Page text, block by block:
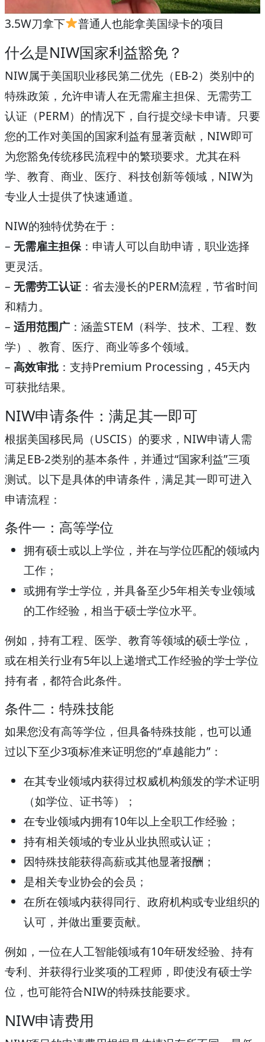
3.5W刀拿下 普通人也能拿美国绿卡的项目
什么是NIW国家利益豁免？
NIW属于美国职业移民第二优先（EB-2）类别中的
特殊政策，允许申请人在无需雇主担保、无需劳工
认证（PERM）的情况下，自行提交绿卡申请。只要
您的工作对美国的国家利益有显著贡献，NIW即可
为您豁免传统移民流程中的繁琐要求。尤其在科
学、教育、商业、医疗、科技创新等领域，NIW为
专业人士提供了快速通道。
NIW的独特优势在于：
– 无需雇主担保：申请人可以自助申请，职业选择
更灵活。
– 无需劳工认证 ：省去漫长的PERM流程，节省时间
和精力。
– 适用范围广 ：涵盖STEM（科学、技术、工程、数
学）、教育、医疗、商业等多个领域。
– 高效审批 ：支持Premium Processing，45天内
可获批结果。
NIW申请条件：满足其一即可
根据美国移民局（USCIS）的要求，NIW申请人需
满足EB-2类别的基本条件，并通过“国家利益”三项
测试。以下是具体的申请条件，满足其一即可进入
申请流程：
条件一：高等学位
拥有硕士或以上学位，并在与学位匹配的领域内
工作；
或拥有学士学位，并具备至少5年相关专业领域
的工作经验，相当于硕士学位水平。
例如，持有工程、医学、教育等领域的硕士学位，
或在相关行业有5年以上递增式工作经验的学士学位
持有者，都符合此条件。
条件二：特殊技能
如果您没有高等学位，但具备特殊技能，也可以通
过以下至少3项标准来证明您的“卓越能力”：
在其专业领域内获得过权威机构颁发的学术证明
（如学位、证书等）；
在专业领域内拥有10年以上全职工作经验；
持有相关领域的专业从业执照或认证；
因特殊技能获得高薪或其他显著报酬；
是相关专业协会的会员；
在所在领域内获得同行、政府机构或专业组织的
认可，并做出重要贡献。
例如，一位在人工智能领域有10年研发经验、持有
专利、并获得行业奖项的工程师，即使没有硕士学
位，也可能符合NIW的特殊技能要求。
NIW申请费用